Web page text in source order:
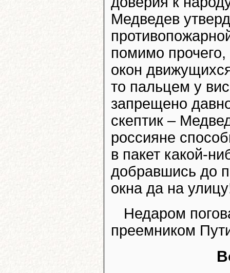
Медведев
помимо
окон
то пальцем у
запрещено
скептик –
россияне
в пакет какой-
добравшись до
окна да на
Недаром
преемником